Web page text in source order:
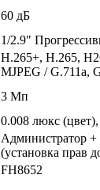
60 дБ
1/2.9"
H.265+, H.265,
MJPEG / G.711a,
3 Мп
0.008 люкс
Администратор +
(установка прав
FH8652